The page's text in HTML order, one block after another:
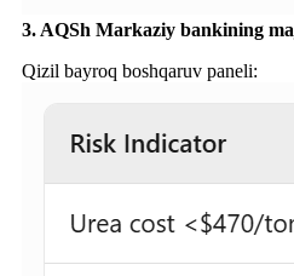
3. AQSh Markaziy bankining
Qizil bayroq boshqaruv paneli: